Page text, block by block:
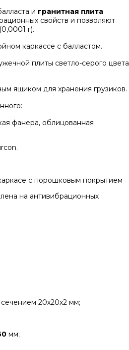
и гранитная плита
свойств и позволяют
г).
каркассе с балластом.
плиты светло-серого цвета
ящиком для хранения грузиков.
фанера, облицованная
с порошковым покрытием
​​на антивибрационных
20х20х2 мм;
мм;